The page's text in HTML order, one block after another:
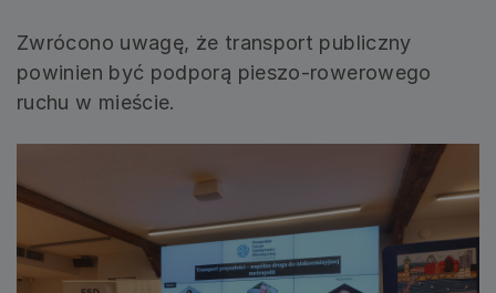
Zwrócono uwagę, że transport publiczny
powinien być podporą pieszo-rowerowego
ruchu w mieście.